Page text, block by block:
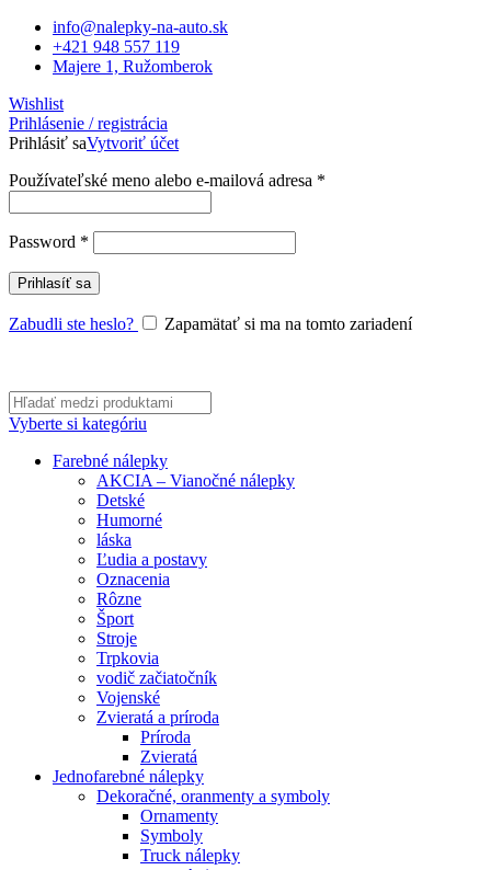
info@nalepky-na-auto.sk
+421 948 557 119
Majere 1, Ružomberok
Wishlist
Prihlásenie / registrácia
Prihlásiť saVytvoriť účet
Používateľské meno alebo e-mailová adresa *
Password *
Prihlasíť sa
Zabudli ste heslo? Zapamätať si ma na tomto zariadení
Vyberte si kategóriu
Farebné nálepky
AKCIA – Vianočné nálepky
Detské
Humorné
láska
Ľudia a postavy
Oznacenia
Rôzne
Šport
Stroje
Trpkovia
vodič začiatočník
Vojenské
Zvieratá a príroda
Príroda
Zvieratá
Jednofarebné nálepky
Dekoračné, oranmenty a symboly
Ornamenty
Symboly
Truck nálepky